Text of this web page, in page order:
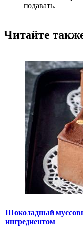
подавать.
Читайте
Шоколадный
ингредиентом